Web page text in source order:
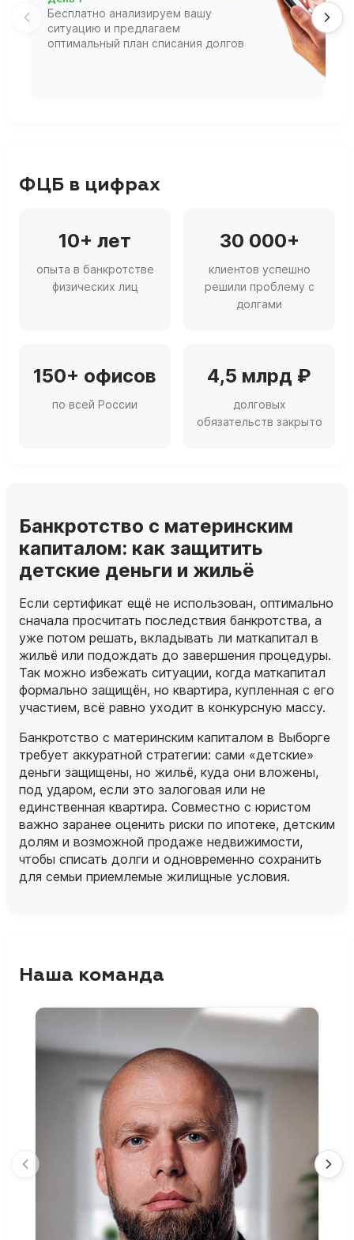
Бесплатно анализируем вашу
ситуацию и предлагаем
оптимальный план списания долгов
ФЦБ в цифрах
10+ лет
опыта в банкротстве
физических лиц
30 000+
клиентов успешно
решили проблему с
долгами
150+ офисов
по всей России
4,5 млрд ₽
долговых
обязательств закрыто
Банкротство с материнским
капиталом: как защитить
детские деньги и жильё
Если сертификат ещё не использован, оптимально
сначала просчитать последствия банкротства, а
уже потом решать, вкладывать ли маткапитал в
жильё или подождать до завершения процедуры.
Так можно избежать ситуации, когда маткапитал
формально защищён, но квартира, купленная с его
участием, всё равно уходит в конкурсную массу.
Банкротство с материнским капиталом в Выборге
требует аккуратной стратегии: сами «детские»
деньги защищены, но жильё, куда они вложены,
под ударом, если это залоговая или не
единственная квартира. Совместно с юристом
важно заранее оценить риски по ипотеке, детским
долям и возможной продаже недвижимости,
чтобы списать долги и одновременно сохранить
для семьи приемлемые жилищные условия.
Наша команда